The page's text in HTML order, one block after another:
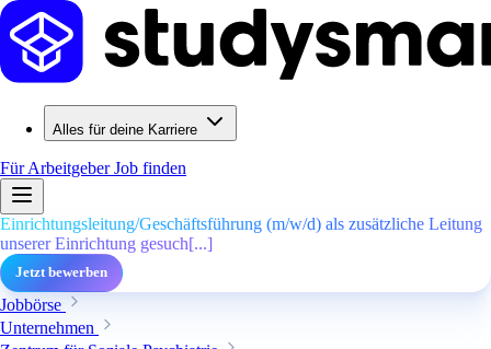
Alles für deine Karriere
Für ArbeitgeberJob finden
Einrichtungsleitung/Geschäftsführung (m/w/d) als zusätzliche Leitung
unserer Einrichtung gesuch[...]
Jetzt bewerben
Jobbörse
Unternehmen